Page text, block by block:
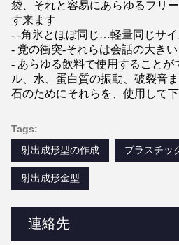
連絡先
袋、それと容易にあらゆるフリ
す来ます
- -角氷とほぼ同じ…軽量同じサ
- 党の衝突-それらは会話の大き
- あらゆる飲料で使用することが
ル、水、蛋白質の振動、破裂音
石のためにそれらを、使用して
Tags:
射出成形型の作成
プラスチッ
射出成形金型